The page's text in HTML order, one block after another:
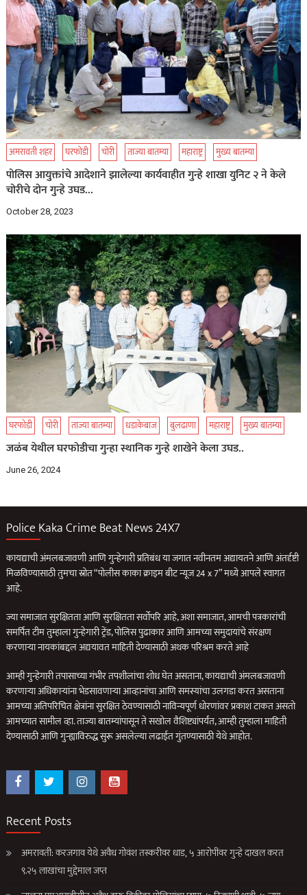
अमरावती शहर घरफोडी चोरी ताज्या बातम्या महाराष्ट्र मुख्य बातम्या
पोलिस आयुक्तांचे आदेशाने झालेल्या कार्यवाहीत गुन्हे शाखा युनिट २ ने केले
चोरीचे दोन गुन्हे उघड…
October 28, 2023
घरफोडी चोरी ताज्या बातम्या धडाकेबाज बुलढाणा महाराष्ट्र मुख्य बातम्या
जळंब येथील घरफोडीचा गुन्हा स्थानिक गुन्हे शाखेने केला उघड..
June 26, 2024
Police Kaka Crime Beat News 24X7
कायद्याची अंमलबजावणी आणि गुन्हेगारी प्रतिबंध या जगात नवीनतम अद्यायतने आणि अंतर्दृष्टी
मिळविण्यासाठी तुमचा स्रोत “पोलीस काका क्राइम बीट न्यूज 24 x 7” मध्ये आपले स्वागत
आहे.
ज्या समाजात सुरक्षितता आणि सुरक्षितता सर्वोपरि आहे, अशा समाजात, आमची पत्रकारांची
समर्पित टीम तुम्हाला गुन्हेगारी ट्रेंड, पोलिस पुढाकार आणि आमच्या समुदायांचे संरक्षण
करणार्‍या नायकांबद्दल अद्ययावत माहिती देण्यासाठी अथक परिश्रम करते आहे
आम्ही गुन्हेगारी तपासाच्या गंभीर तपशीलांचा शोध घेत असताना, कायद्याची अंमलबजावणी
करणार्‍या अधिकार्‍यांना भेडसावणार्‍या आव्हानांचा आणि समस्यांचा उलगडा करत असताना
आमच्या अतिपरिचित क्षेत्रांना सुरक्षित ठेवण्यासाठी नाविन्यपूर्ण धोरणांवर प्रकाश टाकत असतो
आमच्यात सामील व्हा. ताज्या बातम्यांपासून ते सखोल वैशिष्ट्यांपर्यंत, आम्ही तुम्हाला माहिती
देण्यासाठी आणि गुन्ह्याविरुद्ध सुरू असलेल्या लढाईत गुंतण्यासाठी येथे आहोत.
Recent Posts
अमरावती: करजगाव येथे अवैध गोवंश तस्करीवर धाड, ५ आरोपींवर गुन्हे दाखल करत
९.२५ लाखांचा मुद्देमाल जप्त